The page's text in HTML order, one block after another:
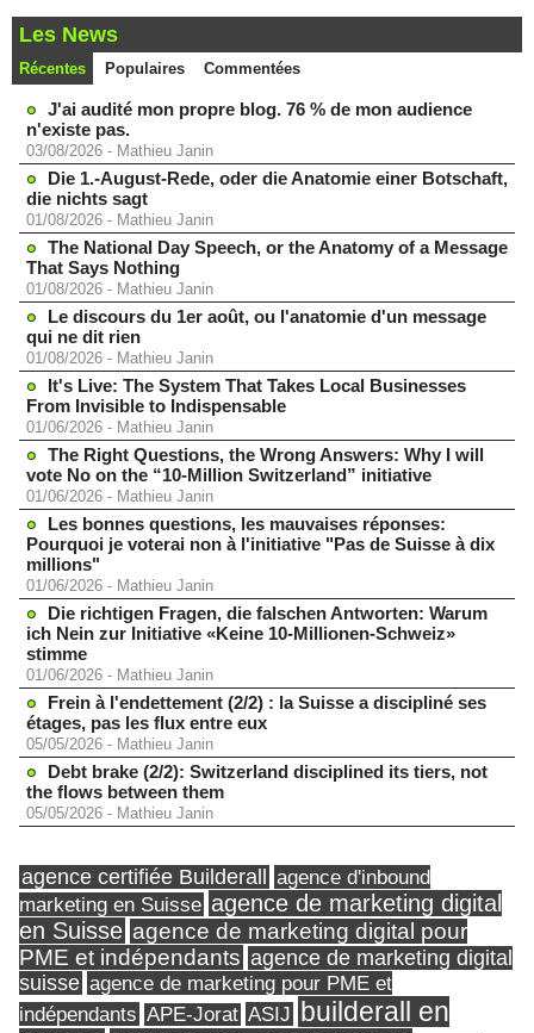
Les News
Récentes Populaires Commentées
J'ai audité mon propre blog. 76 % de mon audience
n'existe pas.
03/08/2026 - Mathieu Janin
Die 1.-August-Rede, oder die Anatomie einer Botschaft,
die nichts sagt
01/08/2026 - Mathieu Janin
The National Day Speech, or the Anatomy of a Message
That Says Nothing
01/08/2026 - Mathieu Janin
Le discours du 1er août, ou l'anatomie d'un message
qui ne dit rien
01/08/2026 - Mathieu Janin
It's Live: The System That Takes Local Businesses
From Invisible to Indispensable
01/06/2026 - Mathieu Janin
The Right Questions, the Wrong Answers: Why I will
vote No on the “10-Million Switzerland” initiative
01/06/2026 - Mathieu Janin
Les bonnes questions, les mauvaises réponses:
Pourquoi je voterai non à l'initiative "Pas de Suisse à dix
millions"
01/06/2026 - Mathieu Janin
Die richtigen Fragen, die falschen Antworten: Warum
ich Nein zur Initiative «Keine 10-Millionen-Schweiz»
stimme
01/06/2026 - Mathieu Janin
Frein à l'endettement (2/2) : la Suisse a discipliné ses
étages, pas les flux entre eux
05/05/2026 - Mathieu Janin
Debt brake (2/2): Switzerland disciplined its tiers, not
the flows between them
05/05/2026 - Mathieu Janin
agence certifiée Builderall
agence d'inbound
marketing en Suisse agence de marketing digital
en Suisse agence de marketing digital pour
PME et indépendants agence de marketing digital
suisse agence de marketing pour PME et
indépendants APE-Jorat ASIJ builderall en